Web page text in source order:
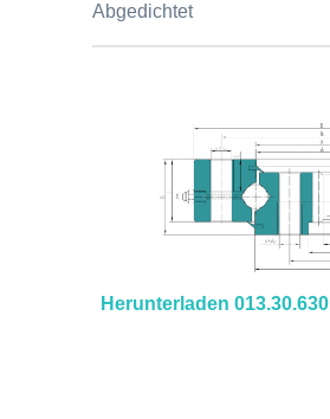
Abgedichtet
Herunterladen